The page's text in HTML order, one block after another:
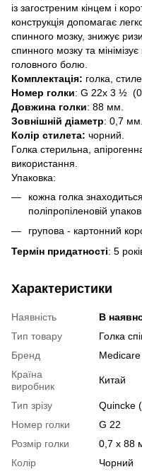
із загостреним кінцем і
конструкція допомагає
спинного мозку, знижує
спинного мозку та
головного болю.
Комплектація: голка,
Номер голки: G 22х 3 ½
Довжина голки: 88 мм.
Зовнішній діаметр: 0,7 мм.
Колір стилета: чорний.
Голка стерильна,
використання.
Упаковка:
кожна голка
поліпропіленовій
групова - картонний
Термін придатності: 5
Характеристики
Наявність
В
Тип товару
Голка
Бренд
Medicare
Країна
виробник
Китай
Тип зрізу
Quincke
Номер голки
G 22
Розмір голки
0,7 х 88
Колір
Чорний